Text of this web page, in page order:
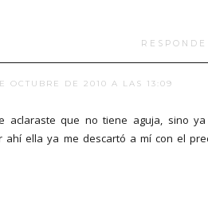
OCTUBRE DE 2010 A LAS 13:09
aclaraste que no tiene aguja, sino
ahí ella ya me descartó a mí con el